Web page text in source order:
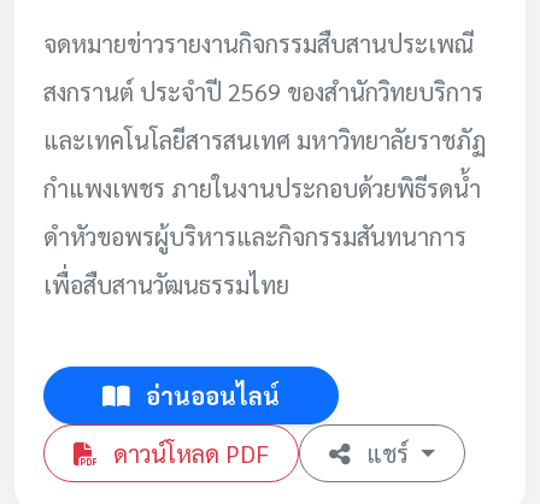
จดหมายข่าวรายงานกิจกรรมสืบสานประเพณี
สงกรานต์ ประจำปี 2569 ของสำนักวิทยบริการ
และเทคโนโลยีสารสนเทศ มหาวิทยาลัยราชภัฏ
กำแพงเพชร ภายในงานประกอบด้วยพิธีรดน้ำ
ดำหัวขอพรผู้บริหารและกิจกรรมสันทนาการ
เพื่อสืบสานวัฒนธรรมไทย
อ่านออนไลน์
ดาวน์โหลด PDF
แชร์